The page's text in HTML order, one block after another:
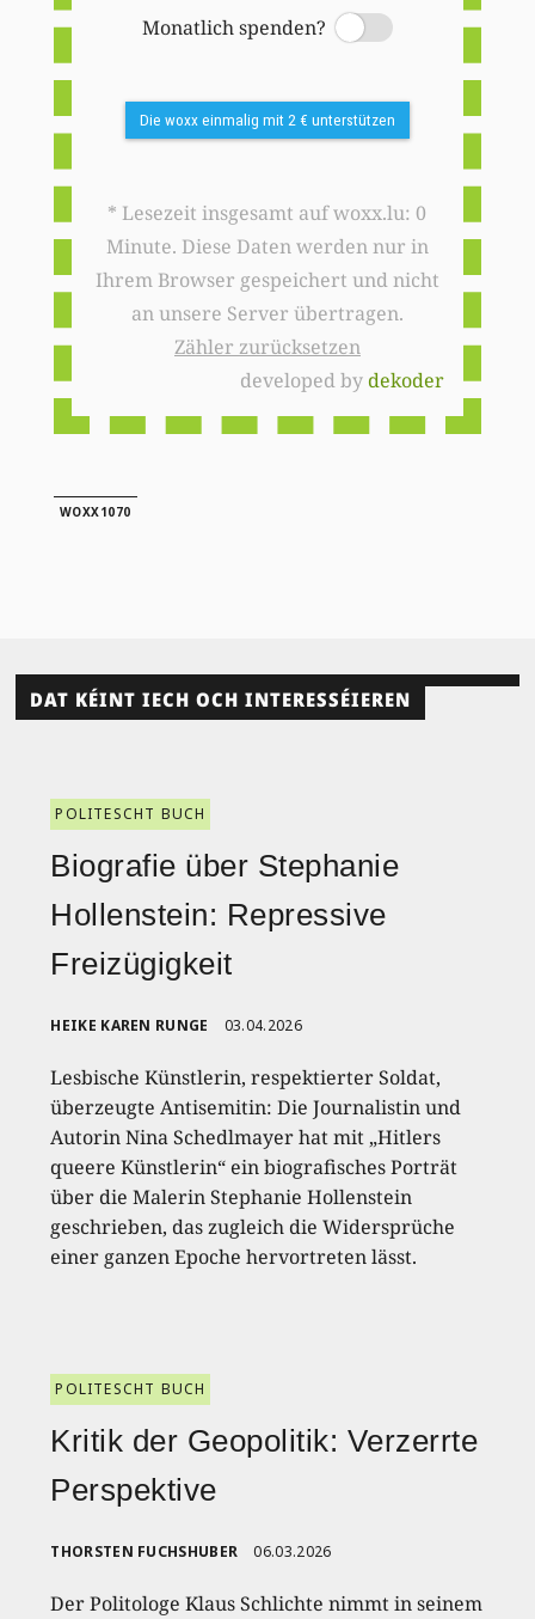
Monatlich spenden?
Switch
Die woxx einmalig mit 2 € unterstützen
* Lesezeit insgesamt auf woxx.lu: 0
Minute. Diese Daten werden nur in
Ihrem Browser gespeichert und nicht
an unsere Server übertragen.
Zähler zurücksetzen
developed bydekoder
WOXX1070
DAT KÉINT IECH OCH INTERESSÉIEREN
POLITESCHT BUCH
Biografie über Stephanie
Hollenstein: Repressive
Freizügigkeit
HEIKE KAREN RUNGE 03.04.2026
Lesbische Künstlerin, respektierter Soldat,
überzeugte Antisemitin: Die Journalistin und
Autorin Nina Schedlmayer hat mit „Hitlers
queere Künstlerin“ ein biografisches Porträt
über die Malerin Stephanie Hollenstein
geschrieben, das zugleich die Widersprüche
einer ganzen Epoche hervortreten lässt.
POLITESCHT BUCH
Kritik der Geopolitik: Verzerrte
Perspektive
THORSTEN FUCHSHUBER 06.03.2026
Der Politologe Klaus Schlichte nimmt in seinem